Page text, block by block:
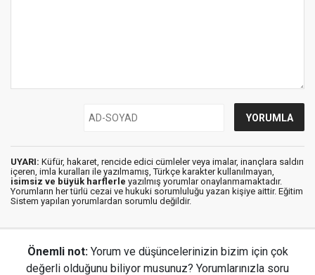
UYARI: Küfür, hakaret, rencide edici cümleler veya imalar, inançlara saldırı
içeren, imla kuralları ile yazılmamış, Türkçe karakter kullanılmayan,
isimsiz ve büyük harflerle yazılmış yorumlar onaylanmamaktadır.
Yorumların her türlü cezai ve hukuki sorumluluğu yazan kişiye aittir. Eğitim
Sistem yapılan yorumlardan sorumlu değildir.
Önemli not: Yorum ve düşüncelerinizin bizim için çok
değerli olduğunu biliyor musunuz? Yorumlarınızla soru